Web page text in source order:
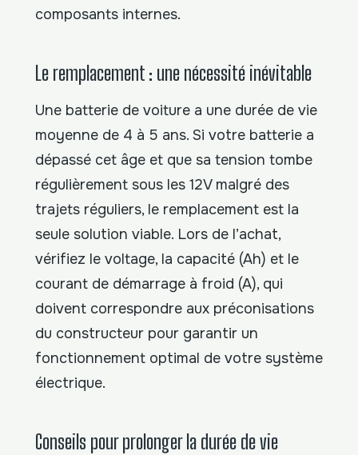
composants internes.
Le remplacement : une nécessité inévitable
Une batterie de voiture a une durée de vie
moyenne de 4 à 5 ans. Si votre batterie a
dépassé cet âge et que sa tension tombe
régulièrement sous les 12V malgré des
trajets réguliers, le remplacement est la
seule solution viable. Lors de l’achat,
vérifiez le voltage, la capacité (Ah) et le
courant de démarrage à froid (A), qui
doivent correspondre aux préconisations
du constructeur pour garantir un
fonctionnement optimal de votre système
électrique.
Conseils pour prolonger la durée de vie